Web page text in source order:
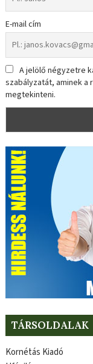
E-mail cím
A jelölő négyzetre
szabályzatát, aminek
megtekinteni.
TÁRSOLDALAK
Kornétás Kiadó